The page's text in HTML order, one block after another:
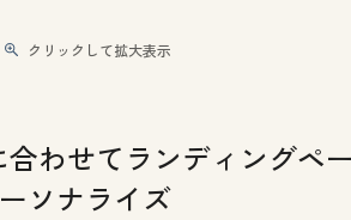
クリックして拡大表示
わせてランディングペ
ソナライズ